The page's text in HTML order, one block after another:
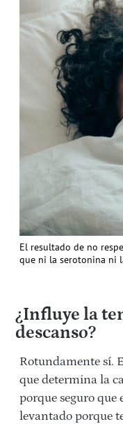
El resultado de no
que ni la serotonina ni
¿Influye la
descanso?
Rotundamente sí.
que determina la
porque seguro que
levantado porque